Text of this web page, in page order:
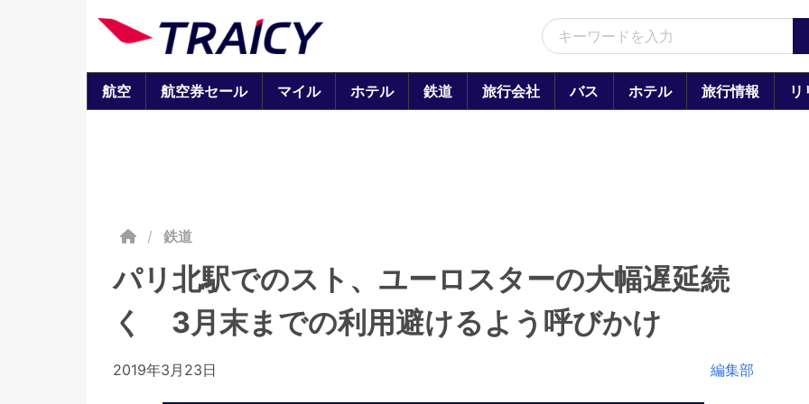
航空 航空券セール マイル ホテル 鉄道 旅行会社 バス ホテル 旅行情報 リ
/ 鉄道
パリ北駅でのスト、ユーロスターの大幅遅延続
く 3月末までの利用避けるよう呼びかけ
2019年3月23日 編集部